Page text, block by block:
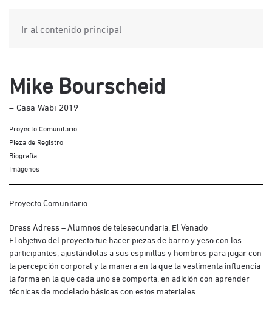
Ir al contenido principal
Mike Bourscheid
– Casa Wabi 2019
Proyecto Comunitario
Pieza de Registro
Biografía
Imágenes
Proyecto Comunitario
Dress Adress – Alumnos de telesecundaria, El Venado
El objetivo del proyecto fue hacer piezas de barro y yeso con los
participantes, ajustándolas a sus espinillas y hombros para jugar con
la percepción corporal y la manera en la que la vestimenta influencia
la forma en la que cada uno se comporta, en adición con aprender
técnicas de modelado básicas con estos materiales.